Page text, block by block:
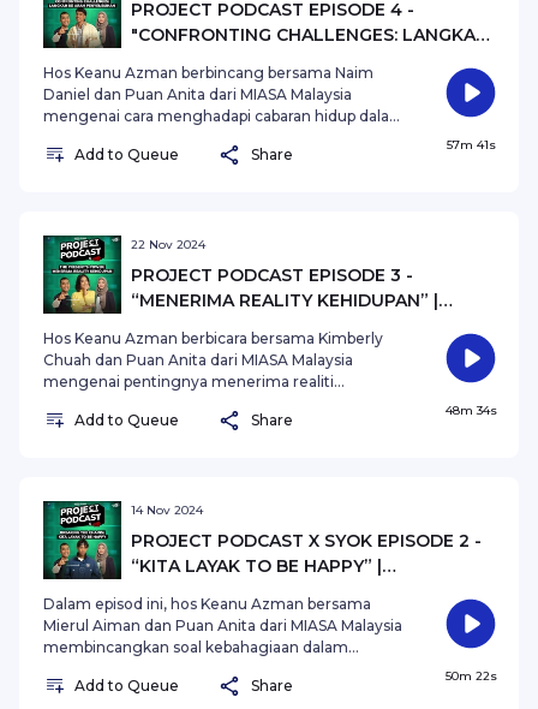
PROJECT PODCAST EPISODE 4 -
"CONFRONTING CHALLENGES: LANGKAH
Hos Keanu Azman berbincang bersama Naim
Daniel dan Puan Anita dari MIASA Malaysia
mengenai cara menghadapi cabaran hidup dalam
Podcast X SYOK mengupas bagaimana kita boleh
dengan inspirasi, harapan, dan panduan praktikal
untuk membantu kita meneruskan perjalanan
menuju kesejahteraan mental.
Add to Queue Share
57m 41s
22 Nov 2024
PROJECT PODCAST EPISODE 3 -
“MENERIMA REALITY KEHIDUPAN” |
Hos Keanu Azman berbicara bersama Kimberly
Chuah dan Puan Anita dari MIASA Malaysia
mengenai pentingnya menerima realiti
cabaran kesihatan mental. Episod ini mengupas
Add to Queue Share
48m 34s
14 Nov 2024
PROJECT PODCAST X SYOK EPISODE 2 -
“KITA LAYAK TO BE HAPPY” |
Dalam episod ini, hos Keanu Azman bersama
Mierul Aiman dan Puan Anita dari MIASA Malaysia
membincangkan soal kebahagiaan dalam
SYOK mengetengahkan cabaran dan realiti
Add to Queue Share
50m 22s